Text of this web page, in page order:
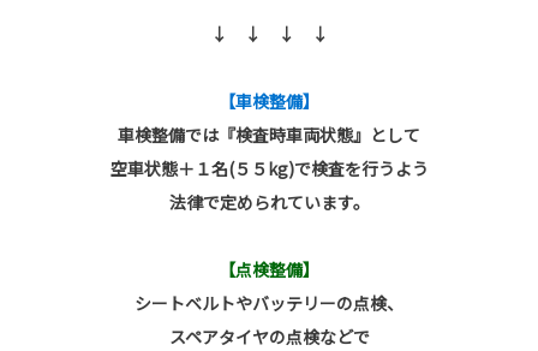
↓ ↓ ↓ ↓
【車検整備】
車検整備では『検査時車両状態』として
空車状態＋１名(５５kg)で検査を行うよう
法律で定められています。
【点検整備】
シートベルトやバッテリーの点検、
スペアタイヤの点検などで